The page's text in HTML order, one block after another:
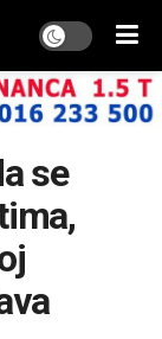
se